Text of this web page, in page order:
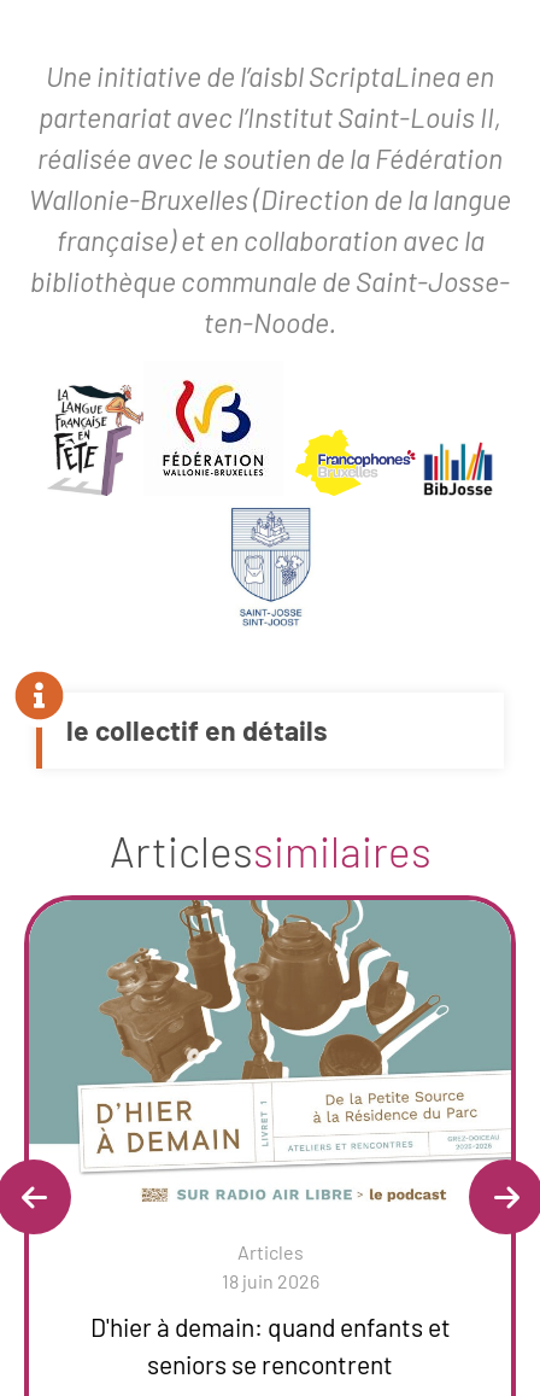
Une initiative de l’aisbl ScriptaLinea en
partenariat avec l’Institut Saint-Louis II,
réalisée avec le soutien de la Fédération
Wallonie-Bruxelles (Direction de la langue
française) et en collaboration avec la
bibliothèque communale de Saint-Josse-
ten-Noode.
le collectif en détails
Articlessimilaires
Articles
18 juin 2026
D'hier à demain: quand enfants et
seniors se rencontrent